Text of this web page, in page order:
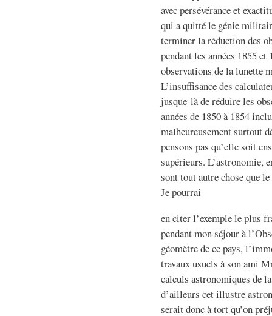
avec persévérance et
qui a quitté le génie
terminer la réduction des
pendant les années 1855
observations de la lunette
L’insuffisance des
jusque-là de réduire les
années de 1850 à 1854
malheureusement surtout
pensons pas qu’elle soit
supérieurs. L’astronomie,
sont tout autre chose que
Je pourrai
en citer l’exemple le plus
pendant mon séjour à
géomètre de ce pays,
travaux usuels à son ami
calculs astronomiques de
d’ailleurs cet illustre
serait donc à tort qu’on